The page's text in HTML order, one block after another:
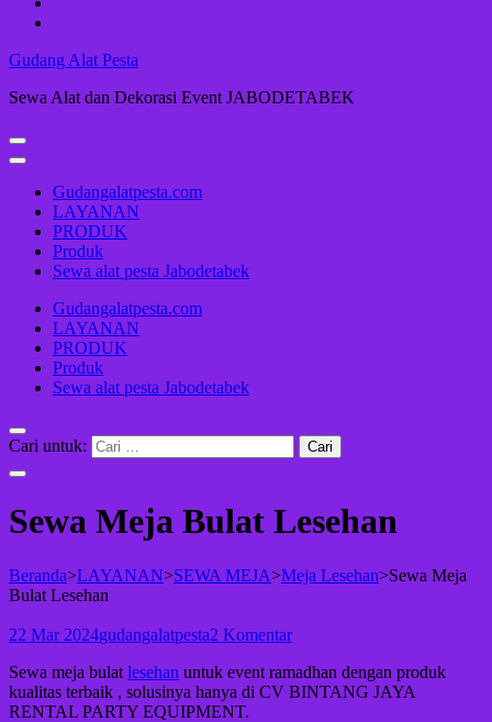
Gudang Alat Pesta
Sewa Alat dan Dekorasi Event JABODETABEK
Gudangalatpesta.com
LAYANAN
PRODUK
Produk
Sewa alat pesta Jabodetabek
Gudangalatpesta.com
LAYANAN
PRODUK
Produk
Sewa alat pesta Jabodetabek
Cari untuk:
Sewa Meja Bulat Lesehan
Beranda>LAYANAN>SEWA MEJA>Meja Lesehan>Sewa Meja
Bulat Lesehan
22 Mar 2024gudangalatpesta2 Komentar
Sewa meja bulat lesehan untuk event ramadhan dengan produk
kualitas terbaik , solusinya hanya di CV BINTANG JAYA
RENTAL PARTY EQUIPMENT.